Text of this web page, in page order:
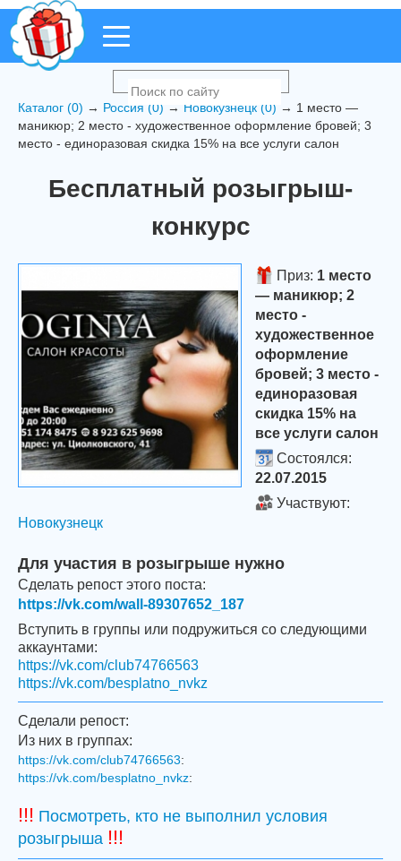
Каталог (0) → Россия (0) → Новокузнецк (0) → 1 место —
маникюр; 2 место - художественное оформление бровей; 3
место - единоразовая скидка 15% на все услуги салон
Бесплатный розыгрыш-
конкурс
Приз: 1 место
— маникюр; 2
место -
художественное
оформление
бровей; 3 место -
единоразовая
скидка 15% на
все услуги салон
Состоялся:
22.07.2015
Участвуют:
Новокузнецк
Для участия в розыгрыше нужно
Сделать репост этого поста:
https://vk.com/wall-89307652_187
Вступить в группы или подружиться со следующими
аккаунтами:
https://vk.com/club74766563
https://vk.com/besplatno_nvkz
Сделали репост:
Из них в группах:
https://vk.com/club74766563:
https://vk.com/besplatno_nvkz:
!!! Посмотреть, кто не выполнил условия
розыгрыша !!!